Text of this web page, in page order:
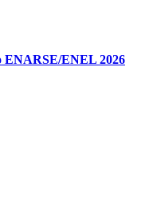
ENARSE/ENEL 2026